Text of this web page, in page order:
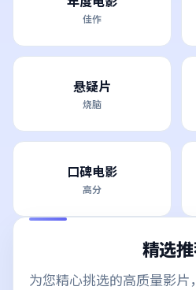
佳作
悬疑片
烧脑
口碑电影
高分
精选
为您精心挑选的高质量影